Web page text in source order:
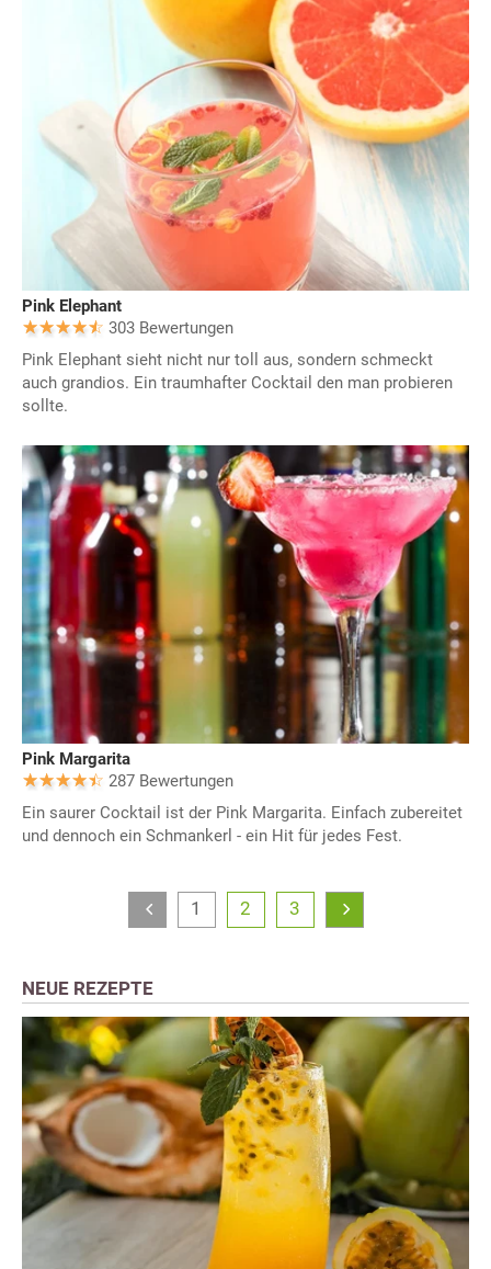
Pink Elephant
303 Bewertungen
Pink Elephant sieht nicht nur toll aus, sondern schmeckt
auch grandios. Ein traumhafter Cocktail den man probieren
sollte.
Pink Margarita
287 Bewertungen
Ein saurer Cocktail ist der Pink Margarita. Einfach zubereitet
und dennoch ein Schmankerl - ein Hit für jedes Fest.
1 2 3
NEUE REZEPTE